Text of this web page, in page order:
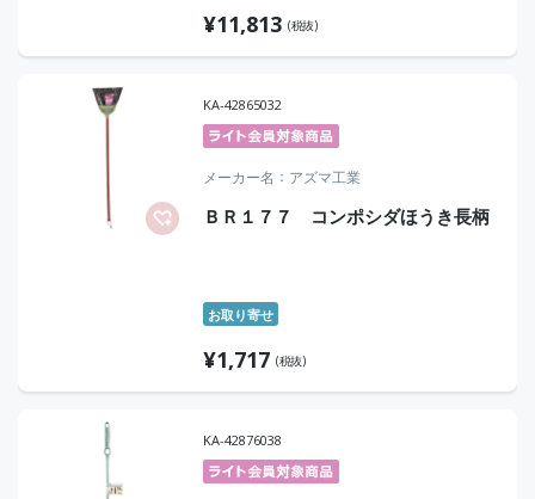
¥11,813 (税抜)
KA-42865032
メーカー名 アズマ工業
ＢＲ１７７ コンポシダほうき長柄
お取り寄せ
¥1,717 (税抜)
KA-42876038